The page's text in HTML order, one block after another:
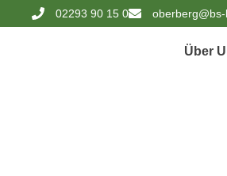
02293 90 15 0
Über